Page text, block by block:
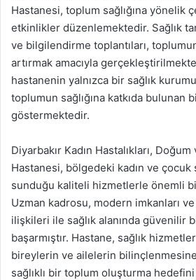
Hastanesi, toplum sağlığına yönelik
etkinlikler düzenlemektedir. Sağlık
ve bilgilendirme toplantıları,
artırmak amacıyla
hastanenin yalnızca bir sağlık
toplumun sağlığına katkıda bulunan
göstermektedir.
Diyarbakır Kadın Hastalıkları,
Hastanesi, bölgedeki kadın ve çocuk
sunduğu kaliteli hizmetlerle önemli
Uzman kadrosu, modern imkanları
ilişkileri ile sağlık alanında güvenilir
başarmıştır. Hastane, sağlık
bireylerin ve ailelerin
sağlıklı bir toplum oluşturma